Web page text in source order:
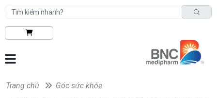
Trang chủ Góc sức khỏe